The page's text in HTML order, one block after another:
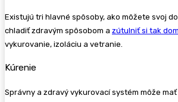
Existujú tri hlavné spôsoby, ako môžete svoj
chladiť zdravým spôsobom a zútulniť si tak
vykurovanie, izoláciu a vetranie.
Kúrenie
Správny a zdravý vykurovací systém môže